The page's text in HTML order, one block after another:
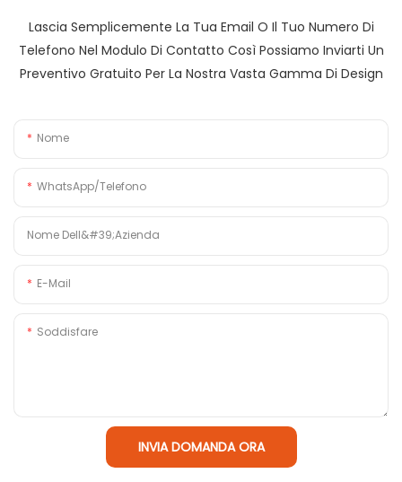
Lascia Semplicemente La Tua Email O Il Tuo Numero Di
Telefono Nel Modulo Di Contatto Così Possiamo Inviarti Un
Preventivo Gratuito Per La Nostra Vasta Gamma Di Design
Nome
WhatsApp/Telefono
Nome Dell&#39;azienda
E-Mail
Soddisfare
INVIA DOMANDA ORA